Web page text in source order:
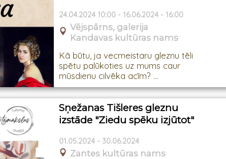
24.04.2024 10:00 - 16.06.2024 - 16:00
Vējspārns, galerija
Kandavas kultūras nams
Kā būtu, ja vecmeistaru gleznu tēli
spētu palūkoties uz mums caur
mūsdienu cilvēka acīm? ...
Sņežanas Tišleres gleznu
izstāde "Ziedu spēku izjūtot"
01.05.2024 - 30.06.2024
Zantes kultūras nams